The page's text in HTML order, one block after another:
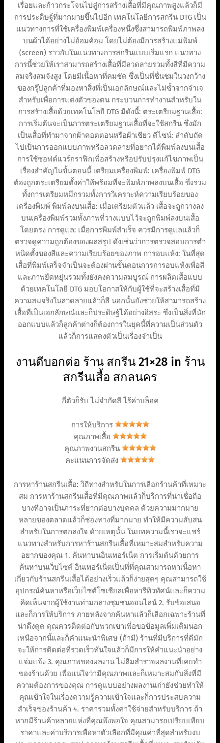
เรื่อยและก้าวกระโจนไปสู่การสร้างเสื้อที่มีคุณภาพสูงแล้วก็มี
การประดิษฐ์ที่มากมายขึ้นไปอีก เทคโนโลยีการสกรีน DTG เป็น
แนวทางการที่ใช้เครื่องพิมพ์เครื่องหนึ่งซึ่งสามารถพิมพ์ภาพลง
บนผ้าได้อย่างไม่อ้อมค้อม โดยไม่ต้องมีการสร้างแม่พิมพ์
(screen) ราวกับในแนวทางการสกรีนแบบเริ่มแรก แนวทาง
การนี้ช่วยให้เราสามารถสร้างเสื้อที่มีลวดลายรวมทั้งสีที่มีความ
สมจริงสมจังสูง โดยมีเนื้อหาที่คมชัด ซึ่งเป็นที่ชื่นชมในวงกว้าง
ของกรุ๊ปลูกค้าที่มองหาสิ่งที่เป็นเอกลักษณ์และไม่ซ้ำจากจำเจ
สำหรับเพื่อการแต่งตัวของตน กระบวนการทำงานสำหรับใน
การสร้างเสื้อด้วยเทคโนโลยี DTG มีดังนี้: ตระเตรียมฐานเสื้อ:
การเริ่มต้นจะเป็นการตระเตรียมฐานเสื้อที่จะใช้สกรีน ซึ่งมัก
เป็นเสื้อที่ทำมาจากผ้าคอตตอนหรือผ้าเชียว ดีไซน์: ลำดับถัด
ไปเป็นการออกแบบภาพหรือลวดลายที่อยากได้พิมพ์ลงบนเสื้อ
การใช้ซอฟต์แวร์กราฟิกเพื่อสร้างหรือปรับปรุงแก้ไขภาพเป็น
เรื่องสำคัญในขั้นตอนนี้ เตรียมเครื่องพิมพ์: เครื่องพิมพ์ DTG
ต้องถูกตระเตรียมตั้งค่าให้พร้อมที่จะพิมพ์ภาพลงบนเสื้อ ซึ่งรวม
ทั้งการเตรียมหมึกรวมทั้งการวิเคราะห์ความเรียบร้อยของ
เครื่องพิมพ์ พิมพ์ลงบนเสื้อ: เมื่อเตรียมตัวแล้ว เสื้อจะถูกวางลง
บนเครื่องพิมพ์รวมทั้งภาพที่วางแบบไว้จะถูกพิมพ์ลงบนเสื้อ
โดยตรง การดูแล: เมื่อการพิมพ์สำเร็จ ควรมีการดูแลแล้วก็
ตรวจดูความถูกต้องของผลสรุป ดังเช่นว่าการตรวจสอบการตำ
หนิดตั้งของสีและความเรียบร้อยของภาพ การอบแห้ง: ในที่สุด
เสื้อที่พิมพ์เสร็จจำเป็นจะต้องผ่านขั้นตอนการการอบแห้งเพื่อสี
และภาพยืดหยุ่นรวมทั้งยังคงความสมบูรณ์ การผลิตเสื้อแบบ
ด้วยเทคโนโลยี DTG มอบโอกาสให้กับผู้ใช้ที่จะสร้างเสื้อที่มี
ความสมจริงในลวดลายแล้วก็สี นอกนั้นยังช่วยให้สามารถสร้าง
เสื้อที่เป็นเอกลักษณ์และก็ประดิษฐ์ได้อย่างอิสระ ซึ่งเป็นสิ่งที่นัก
ออกแบบแล้วก็ลูกค้าต่างก็ต้องการในยุคนี้ที่ความเป็นส่วนตัว
แล้วก็การแสดงตัวเป็นเรื่องจำเป็น
งานดีบอกต่อ ร้าน สกรีน 21×28 in ร้าน
สกรีนเสื้อ สกลนคร
กี่ตัวก็รับ ไม่จำกัดสี ไร้ค่าบล็อค
การให้บริการ
คุณภาพเสื้อ
คุณภาพงานสกรีน
คะแนนการจัดส่ง
การหาร้านสกรีนเสื้อ: วิถีทางสำหรับในการเลือกร้านค้าที่เหมาะ
สม การหาร้านสกรีนเสื้อที่มีคุณภาพแล้วก็บริการที่น่าเชื่อถือ
บางทีอาจเป็นภาระที่ยากต่อบางบุคคล ด้วยความมากมาย
หลายของตลาดแล้วก็ช่องทางที่มากมาย ทำให้มีความสับสน
สำหรับในการตกลงใจ ด้วยเหตุนั้น ในบทความนี้เราจะแชร์
แนวทางสำหรับการหาร้านสกรีนเสื้อที่เหมาะสมสำหรับความ
อยากของคุณ 1. ค้นหาบนอินเทอร์เน็ต การเริ่มต้นด้วยการ
ค้นหาบนเว็บไซต์ อินเทอร์เน็ตเป็นที่ที่คุณสามารถหาเนื้อหา
เกี่ยวกับร้านสกรีนเสื้อได้อย่างเร็วแล้วก็ง่ายสุดๆ คุณสามารถใช้
อุปกรณ์ค้นหาหรือเว็บไซต์โซเชียลเพื่อหารีทิวทัศน์และก็ความ
คิดเห็นจากผู้ใช้งานท่ามกลางชุมชนออนไลน์ 2. รับข้อเสนอ
และก็การให้บริการ ภายหลังจากค้นหาแล้วก็เลือกเฉพาะร้านที่
น่าดึงดูด คุณควรติดต่อกับพวกเขาเพื่อขอข้อมูลเพิ่มเติมนอก
เหนือจากนี้และก็คำแนะนำพิเศษ (ถ้ามี) ร้านที่มีบริการที่ดีมัก
จะให้การติดต่อที่รวดเร็วทันใจแล้วก็มีการให้คำแนะนำอย่าง
แจ่มแจ้ง 3. คุณภาพของผลงาน ไม่ลืมสำรวจผลงานที่เคยทำ
ของร้านด้วย เพื่อแน่ใจว่ามีคุณภาพและก็เหมาะสมกับสิ่งที่มี
ความต้องการของคุณ การดูแบบอย่างผลงานเก่ายังช่วยทำให้
คุณเข้าใจในเรื่องความรู้ความเข้าใจและก็การประสบความ
สำเร็จของร้านค้า 4. ราคารวมทั้งค่าใช้จ่ายสำหรับบริการ ถ้า
หากมีร้านค้าหลายแห่งที่คุณพึงพอใจ คุณสามารถเปรียบเทียบ
ราคาและค่าบริการเพื่อหาตัวเลือกที่มีคุณค่าที่สุดสำหรับงบ